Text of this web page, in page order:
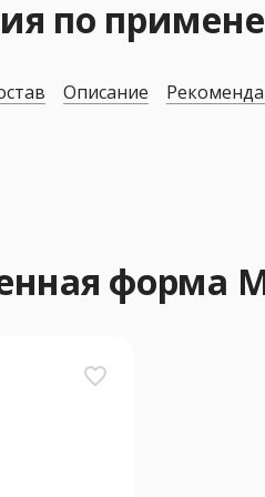
по
Описание
favorite_border